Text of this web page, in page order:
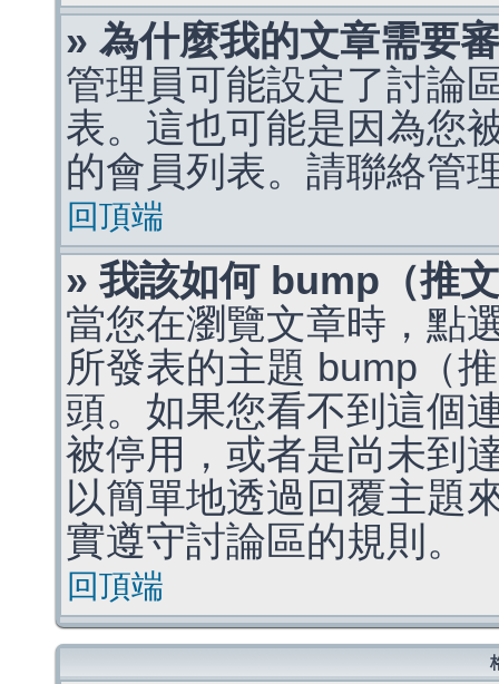
» 為什麼我的文章需要
管理員可能設定了討論
表。這也可能是因為您
的會員列表。請聯絡管
回頂端
» 我該如何 bump（推
當您在瀏覽文章時，點
所發表的主題 bump（
頭。如果您看不到這個
被停用，或者是尚未到
以簡單地透過回覆主題
實遵守討論區的規則。
回頂端